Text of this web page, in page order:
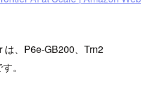
は、P6e-GB200、Trn2
。